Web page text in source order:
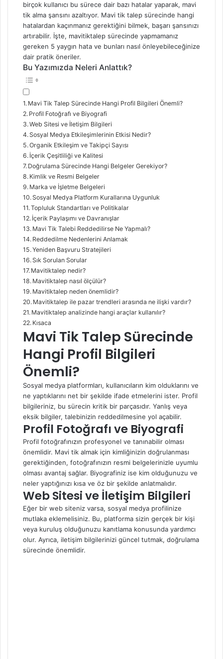
birçok kullanıcı bu sürece dair bazı hatalar yaparak, mavi
tik alma şansını azaltıyor. Mavi tik talep sürecinde hangi
hatalardan kaçınmanız gerektiğini bilmek, başarı şansınızı
artırabilir. İşte, mavitiktalep sürecinde yapmamanız
gereken 5 yaygın hata ve bunları nasıl önleyebileceğinize
dair pratik öneriler.
Bu Yazımızda Neleri Anlattık?
Mavi Tik Talep Sürecinde Hangi Profil Bilgileri Önemli?
Profil Fotoğrafı ve Biyografi
Web Sitesi ve İletişim Bilgileri
Sosyal Medya Etkileşimlerinin Etkisi Nedir?
Organik Etkileşim ve Takipçi Sayısı
İçerik Çeşitliliği ve Kalitesi
Doğrulama Sürecinde Hangi Belgeler Gerekiyor?
Kimlik ve Resmi Belgeler
Marka ve İşletme Belgeleri
Sosyal Medya Platform Kurallarına Uygunluk
Topluluk Standartları ve Politikalar
İçerik Paylaşımı ve Davranışlar
Mavi Tik Talebi Reddedilirse Ne Yapmalı?
Reddedilme Nedenlerini Anlamak
Yeniden Başvuru Stratejileri
Sık Sorulan Sorular
Mavitiktalep nedir?
Mavitiktalep nasıl ölçülür?
Mavitiktalep neden önemlidir?
Mavitiktalep ile pazar trendleri arasında ne ilişki vardır?
Mavitiktalep analizinde hangi araçlar kullanılır?
Kısaca
Mavi Tik Talep Sürecinde
Hangi Profil Bilgileri
Önemli?
Sosyal medya platformları, kullanıcıların kim olduklarını ve
ne yaptıklarını net bir şekilde ifade etmelerini ister. Profil
bilgileriniz, bu sürecin kritik bir parçasıdır. Yanlış veya
eksik bilgiler, talebinizin reddedilmesine yol açabilir.
Profil Fotoğrafı ve Biyografi
Profil fotoğrafınızın profesyonel ve tanınabilir olması
önemlidir. Mavi tik almak için kimliğinizin doğrulanması
gerektiğinden, fotoğrafınızın resmi belgelerinizle uyumlu
olması avantaj sağlar. Biyografiniz ise kim olduğunuzu ve
neler yaptığınızı kısa ve öz bir şekilde anlatmalıdır.
Web Sitesi ve İletişim Bilgileri
Eğer bir web siteniz varsa, sosyal medya profilinize
mutlaka eklemelisiniz. Bu, platforma sizin gerçek bir kişi
veya kuruluş olduğunuzu kanıtlama konusunda yardımcı
olur. Ayrıca, iletişim bilgilerinizi güncel tutmak, doğrulama
sürecinde önemlidir.